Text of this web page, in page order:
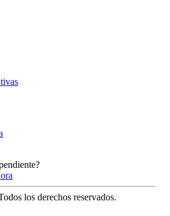
los derechos reservados.